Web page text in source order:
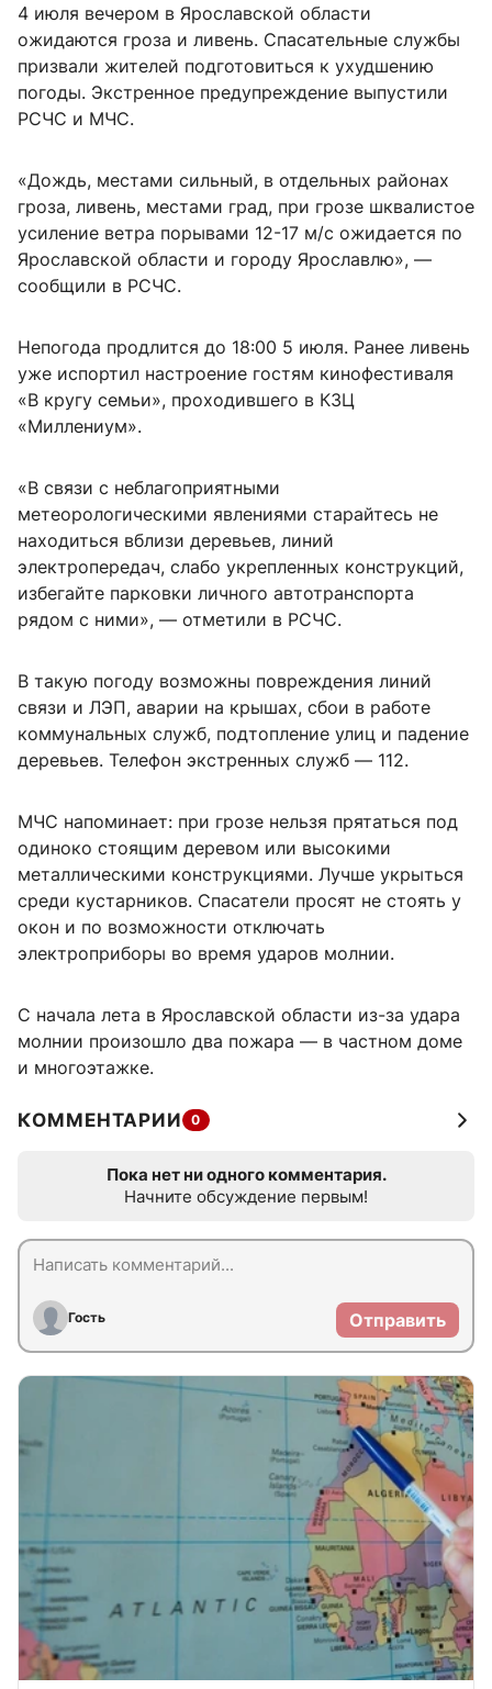
4 июля вечером в Ярославской области
ожидаются гроза и ливень. Спасательные службы
призвали жителей подготовиться к ухудшению
погоды. Экстренное предупреждение выпустили
РСЧС и МЧС.
«Дождь, местами сильный, в отдельных районах
гроза, ливень, местами град, при грозе шквалистое
усиление ветра порывами 12-17 м/с ожидается по
Ярославской области и городу Ярославлю», —
сообщили в РСЧС.
Непогода продлится до 18:00 5 июля. Ранее ливень
уже испортил настроение гостям кинофестиваля
«В кругу семьи», проходившего в КЗЦ
«Миллениум».
«В связи с неблагоприятными
метеорологическими явлениями старайтесь не
находиться вблизи деревьев, линий
электропередач, слабо укрепленных конструкций,
избегайте парковки личного автотранспорта
рядом с ними», — отметили в РСЧС.
В такую погоду возможны повреждения линий
связи и ЛЭП, аварии на крышах, сбои в работе
коммунальных служб, подтопление улиц и падение
деревьев. Телефон экстренных служб — 112.
МЧС напоминает: при грозе нельзя прятаться под
одиноко стоящим деревом или высокими
металлическими конструкциями. Лучше укрыться
среди кустарников. Спасатели просят не стоять у
окон и по возможности отключать
электроприборы во время ударов молнии.
С начала лета в Ярославской области из-за удара
молнии произошло два пожара — в частном доме
и многоэтажке.
КОММЕНТАРИИ 0
Пока нет ни одного комментария.
Начните обсуждение первым!
Гость Отправить